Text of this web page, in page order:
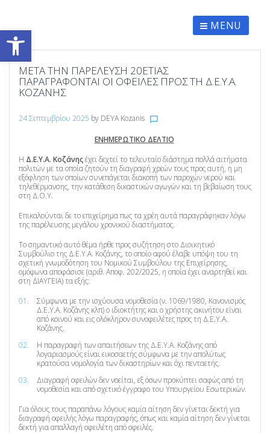
Ανοίξτε τη γραμμή εργαλείων MENU
ΜΕΤΆ ΤΗΝ ΠΑΡΈΛΕΥΣΗ 20ΕΤΊΑΣ
ΠΑΡΑΓΡΆΦΟΝΤΑΙ ΟΙ ΟΦΕΙΛΈΣ ΠΡΟΣ ΤΗ Δ.Ε.Υ.Α.
ΚΟΖΆΝΗΣ
24 Σεπτεμβρίου 2025 by DEYA Kozanis chat_bubble_outline
ΕΝΗΜΕΡΩΤΙΚΟ ΔΕΛΤΙΟ
Η Δ.Ε.Υ.Α. Κοζάνηςέχει δεχτεί το τελευταίο διάστημα πολλά αιτήματα
πολιτών με τα οποία ζητούν τη διαγραφή χρεών τους προς αυτή, η μη
εξόφληση των οποίων συνεπάγεται διακοπή των παροχών νερού και
τηλεθέρμανσης, την κατάθεση δικαστικών αγωγών και τη βεβαίωση τους
στη Δ.Ο.Υ.
Επικαλούνται δε το επιχείρημα πως τα χρέη αυτά παραγράφηκαν λόγω
της παρέλευσης μεγάλου χρονικού διαστήματος.
Το σημαντικό αυτό θέμα ήρθε προς συζήτηση στο Διοικητικό
Συμβούλιο της Δ.Ε.Υ.Α. Κοζάνης, το οποίο αφού έλαβε υπόψη του τη
σχετική γνωμοδότηση του Νομικού Συμβούλου της Επιχείρησης,
ομόφωνα αποφάσισε (αριθ. Αποφ. 202/2025, η οποία έχει αναρτηθεί και
στη ΔΙΑΥΓΕΙΑ) τα εξής:
Σύμφωνα με την ισχύουσα νομοθεσία (ν. 1069/1980, Κανονισμός
Δ.Ε.Υ.Α. Κοζάνης κλπ) ο ιδιοκτήτης και ο χρήστης ακινήτου είναι
από κοινού και εις ολόκληρον συνοφειλέτες προς τη Δ.Ε.Υ.Α.
Κοζάνης.
Η παραγραφή των απαιτήσεων της Δ.Ε.Υ.Α. Κοζάνης από
λογαριασμούς είναι εικοσαετής σύμφωνα με την απολύτως
κρατούσα νομολογία των δικαστηρίων και όχι πενταετής.
Διαγραφή οφειλών δεν νοείται, εξ όσων προκύπτει σαφώς από τη
νομοθεσία και από σχετικό έγγραφο του Υπουργείου Εσωτερικών.
Για όλους τους παραπάνω λόγους καμία αίτηση δεν γίνεται δεκτή για
διαγραφή οφειλής λόγω παραγραφής, όπως και καμία αίτηση δεν γίνεται
δεκτή για απαλλαγή οφειλέτη από οφειλές.